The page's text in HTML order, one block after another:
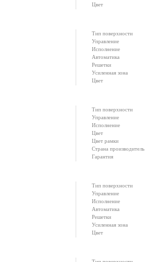
Цвет
Тип поверхности
Управление
Исполнение
Автоматика
Решетки
Усиленная зона
Цвет
Тип поверхности
Управление
Исполнение
Цвет
Цвет рамки
Страна производитель
Гарантия
Тип поверхности
Управление
Исполнение
Автоматика
Решетки
Усиленная зона
Цвет